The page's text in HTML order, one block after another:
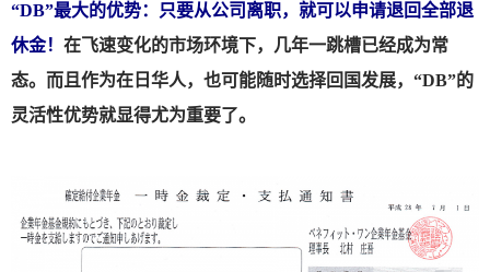
“DB”最大的优势：只要从公司离职，就可以申请退回全部退
休金！ 在飞速变化的市场环境下，几年一跳槽已经成为常
态。而且作为在日华人，也可能随时选择回国发展，“DB”的
灵活性优势就显得尤为重要了。